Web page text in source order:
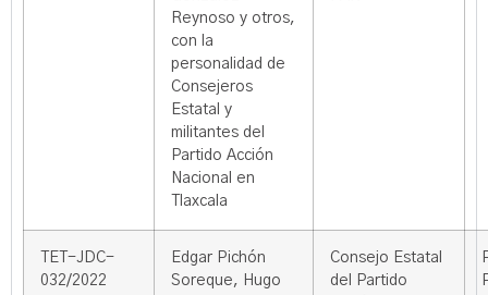
Reynoso y otros,
con la
personalidad de
Consejeros
Estatal y
militantes del
Partido Acción
Nacional en
Tlaxcala
TET-JDC-
032/2022
Edgar Pichón
Soreque, Hugo
Consejo Estatal
del Partido